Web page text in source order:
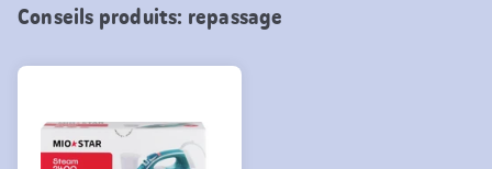
Conseils produits: repassage